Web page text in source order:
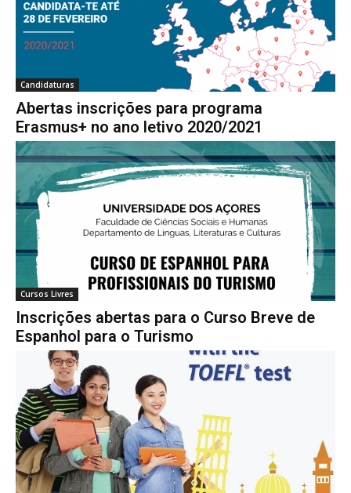
Candidaturas
Abertas inscrições para programa
Erasmus+ no ano letivo 2020/2021
Cursos Livres
Inscrições abertas para o Curso Breve de
Espanhol para o Turismo